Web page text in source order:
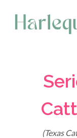
contenido
(Texas